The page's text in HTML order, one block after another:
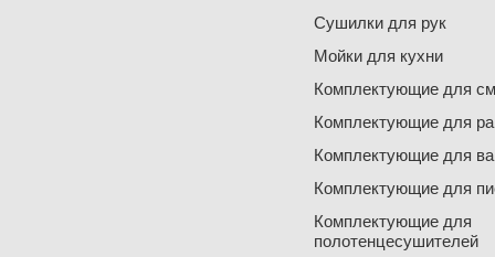
Сушилки для рук
Мойки для кухни
Комплектующие для
Комплектующие для
Комплектующие для
Комплектующие для
Комплектующие для
полотенцесушителей